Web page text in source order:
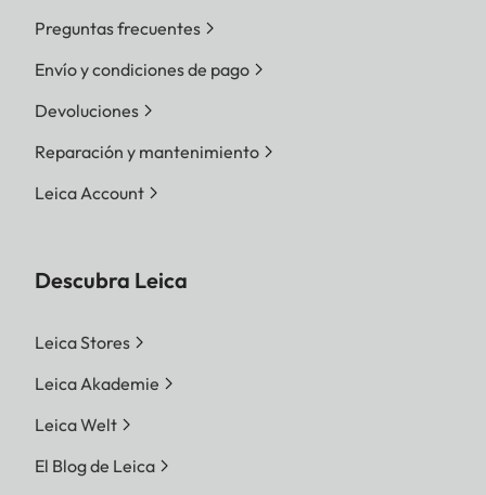
Preguntas frecuentes
Envío y condiciones de pago
Devoluciones
Reparación y mantenimiento
Leica Account
Descubra Leica
Leica Stores
Leica Akademie
Leica Welt
El Blog de Leica